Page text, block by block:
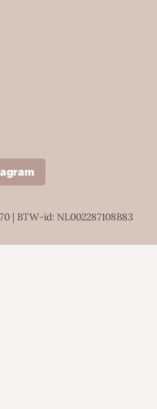
| BTW-id: NL002287108B83